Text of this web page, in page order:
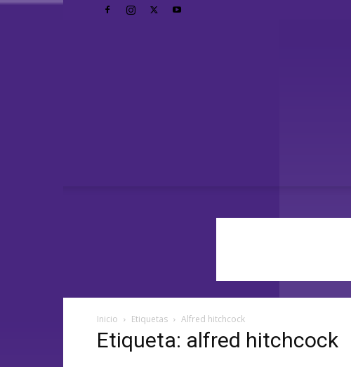
Inicio Etiquetas Alfred hitchcock
Etiqueta: alfred hitchcock